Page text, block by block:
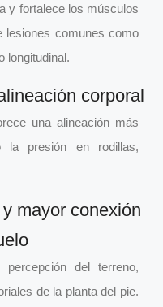
y fortalece los músculos
lesiones comunes como
longitudinal.
corporal
una alineación más
la presión en rodillas,
mayor conexión
del terreno,
de la planta del pie.